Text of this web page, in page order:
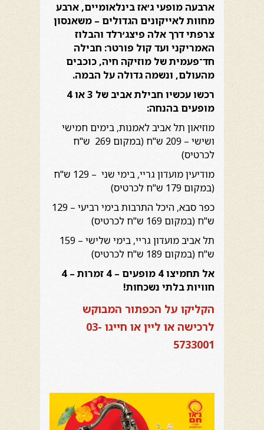
ארבעה מופעי ג׳אז בינלאומיים, ארבע
מחוות לאייקונים הגדולים – משאנסון
צרפתי דרך אלה פיצג׳רלד והבלוז
האמריקני ועד קול פורטר: חבילה
חד־פעמית של מוזיקה חיה, כוכבים
מהעולם, ונשמה גדולה על הבמה.
רכשו עכשיו חבילת אביב של 3 או 4
מופעים בהנחה:
מוזיאון תל אביב לאמנות, בימים חמישי
ושישי – 209 ש"ח (במקום 269 ש"ח
לכרטיס)
מודיעין מועדון גריי, בימי שני – 129 ש"ח
(במקום 179 ש"ח לכרטיס)
כפר סבא, היכל התרבות בימי רביעי – 129
ש"ח (במקום 169 ש"ח לכרטיס)
תל אביב מועדון גריי, בימי שלישי – 159
ש"ח (במקום 189 ש"ח לכרטיס)
אל תחמיצו 4 מופעים – 4 זמרות – 4
חוויות בלתי נשכחות!
הקליקו על הכפתור המבוקש
לרכישה או ליין או חייגו 03-
5733001